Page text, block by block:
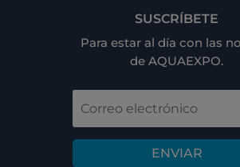
SUSCRÍBETE
Para estar al día con las
de AQUAEXPO.
ENVIAR